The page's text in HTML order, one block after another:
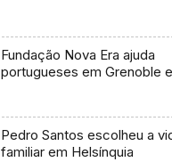
Fundação Nova Era ajuda
portugueses em Grenoble
Pedro Santos escolheu a
familiar em Helsínquia